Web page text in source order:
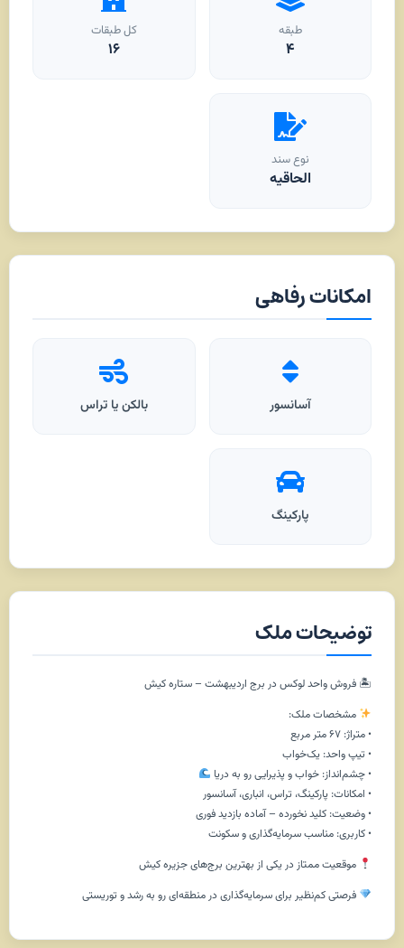
طبقه
۴
کل طبقات
۱۶
نوع سند
الحاقیه
امکانات رفاهی
آسانسور بالکن یا تراس
پارکینگ
توضیحات ملک
🏝 فروش واحد لوکس در برج اردیبهشت – ستاره کیش
مشخصات ملک:
• متراژ: ۶۷ متر مربع
• تیپ واحد: یک‌خواب
• چشم‌انداز: خواب و پذیرایی رو به دریا
• امکانات: پارکینگ، تراس، انباری، آسانسور
• وضعیت: کلید نخورده – آماده بازدید فوری
• کاربری: مناسب سرمایه‌گذاری و سکونت
موقعیت ممتاز در یکی از بهترین برج‌های جزیره کیش
فرصتی کم‌نظیر برای سرمایه‌گذاری در منطقه‌ای رو به رشد و توریستی